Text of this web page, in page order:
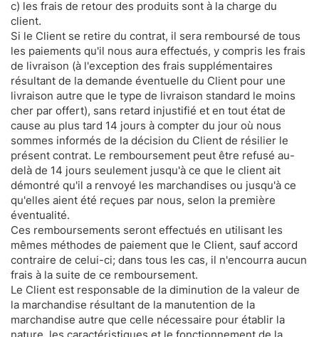
c) les frais de retour des produits sont à la charge du
client.
Si le Client se retire du contrat, il sera remboursé de tous
les paiements qu'il nous aura effectués, y compris les frais
de livraison (à l'exception des frais supplémentaires
résultant de la demande éventuelle du Client pour une
livraison autre que le type de livraison standard le moins
cher par offert), sans retard injustifié et en tout état de
cause au plus tard 14 jours à compter du jour où nous
sommes informés de la décision du Client de résilier le
présent contrat. Le remboursement peut être refusé au-
delà de 14 jours seulement jusqu'à ce que le client ait
démontré qu'il a renvoyé les marchandises ou jusqu'à ce
qu'elles aient été reçues par nous, selon la première
éventualité.
Ces remboursements seront effectués en utilisant les
mêmes méthodes de paiement que le Client, sauf accord
contraire de celui-ci; dans tous les cas, il n'encourra aucun
frais à la suite de ce remboursement.
Le Client est responsable de la diminution de la valeur de
la marchandise résultant de la manutention de la
marchandise autre que celle nécessaire pour établir la